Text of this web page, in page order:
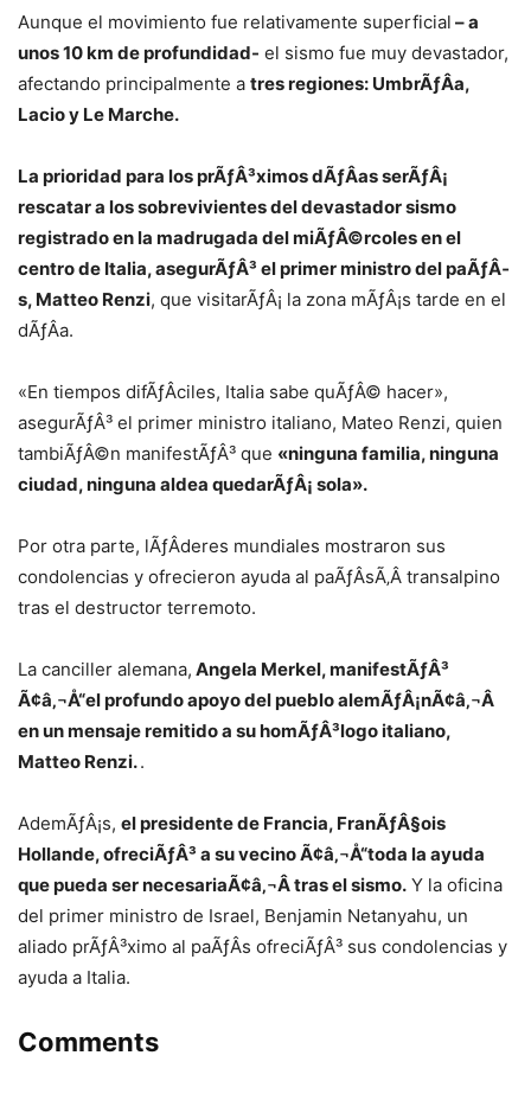
Aunque el movimiento fue relativamente superficial – a
unos 10 km de profundidad- el sismo fue muy devastador,
afectando principalmente a tres regiones: UmbrÃƒÂ­a,
Lacio y Le Marche.
La prioridad para los prÃƒÂ³ximos dÃƒÂ­as serÃƒÂ¡
rescatar a los sobrevivientes del devastador sismo
registrado en la madrugada del miÃƒÂ©rcoles en el
centro de Italia, asegurÃƒÂ³ el primer ministro del paÃƒÂ­
s, Matteo Renzi, que visitarÃƒÂ¡ la zona mÃƒÂ¡s tarde en el
dÃƒÂ­a.
«En tiempos difÃƒÂ­ciles, Italia sabe quÃƒÂ© hacer»,
asegurÃƒÂ³ el primer ministro italiano, Mateo Renzi, quien
tambiÃƒÂ©n manifestÃƒÂ³ que «ninguna familia, ninguna
ciudad, ninguna aldea quedarÃƒÂ¡ sola».
Por otra parte, lÃƒÂ­deres mundiales mostraron sus
condolencias y ofrecieron ayuda al paÃƒÂ­sÃ‚Â transalpino
tras el destructor terremoto.
La canciller alemana, Angela Merkel, manifestÃƒÂ³
Ã¢â‚¬Å“el profundo apoyo del pueblo alemÃƒÂ¡nÃ¢â‚¬Â
en un mensaje remitido a su homÃƒÂ³logo italiano,
Matteo Renzi..
AdemÃƒÂ¡s, el presidente de Francia, FranÃƒÂ§ois
Hollande, ofreciÃƒÂ³ a su vecino Ã¢â‚¬Å“toda la ayuda
que pueda ser necesariaÃ¢â‚¬Â tras el sismo. Y la oficina
del primer ministro de Israel, Benjamin Netanyahu, un
aliado prÃƒÂ³ximo al paÃƒÂ­s ofreciÃƒÂ³ sus condolencias y
ayuda a Italia.
Comments